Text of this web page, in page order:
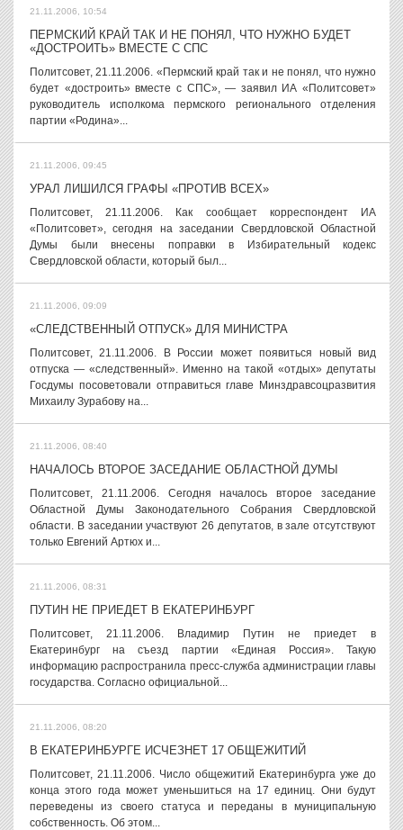
21.11.2006, 10:54
ПЕРМСКИЙ КРАЙ ТАК И НЕ ПОНЯЛ, ЧТО НУЖНО БУДЕТ
«ДОСТРОИТЬ» ВМЕСТЕ С СПС
Политсовет, 21.11.2006. «Пермский край так и не понял, что нужно
будет «достроить» вместе с СПС», — заявил ИА «Политсовет»
руководитель исполкома пермского регионального отделения
партии «Родина»...
21.11.2006, 09:45
УРАЛ ЛИШИЛСЯ ГРАФЫ «ПРОТИВ ВСЕХ»
Политсовет, 21.11.2006. Как сообщает корреспондент ИА
«Политсовет», сегодня на заседании Свердловской Областной
Думы были внесены поправки в Избирательный кодекс
Свердловской области, который был...
21.11.2006, 09:09
«СЛЕДСТВЕННЫЙ ОТПУСК» ДЛЯ МИНИСТРА
Политсовет, 21.11.2006. В России может появиться новый вид
отпуска — «следственный». Именно на такой «отдых» депутаты
Госдумы посоветовали отправиться главе Минздравсоцразвития
Михаилу Зурабову на...
21.11.2006, 08:40
НАЧАЛОСЬ ВТОРОЕ ЗАСЕДАНИЕ ОБЛАСТНОЙ ДУМЫ
Политсовет, 21.11.2006. Сегодня началось второе заседание
Областной Думы Законодательного Собрания Свердловской
области. В заседании участвуют 26 депутатов, в зале отсутствуют
только Евгений Артюх и...
21.11.2006, 08:31
ПУТИН НЕ ПРИЕДЕТ В ЕКАТЕРИНБУРГ
Политсовет, 21.11.2006. Владимир Путин не приедет в
Екатеринбург на съезд партии «Единая Россия». Такую
информацию распространила пресс-служба администрации главы
государства. Согласно официальной...
21.11.2006, 08:20
В ЕКАТЕРИНБУРГЕ ИСЧЕЗНЕТ 17 ОБЩЕЖИТИЙ
Политсовет, 21.11.2006. Число общежитий Екатеринбурга уже до
конца этого года может уменьшиться на 17 единиц. Они будут
переведены из своего статуса и переданы в муниципальную
собственность. Об этом...